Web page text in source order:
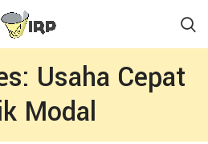
Usaha Cepat
Modal